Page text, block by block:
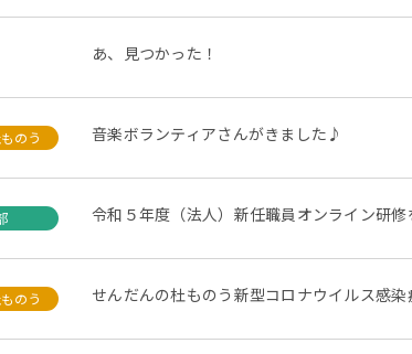
あ、見つかった！
のう 音楽ボランティアさんがきました♪
令和５年度（法人）新任職員オンライン研修
のう せんだんの杜ものう新型コロナウイルス感染